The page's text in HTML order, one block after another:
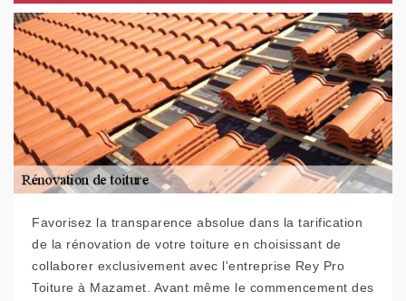
Favorisez la transparence absolue dans la tarification
de la rénovation de votre toiture en choisissant de
collaborer exclusivement avec l'entreprise Rey Pro
Toiture à Mazamet. Avant même le commencement des